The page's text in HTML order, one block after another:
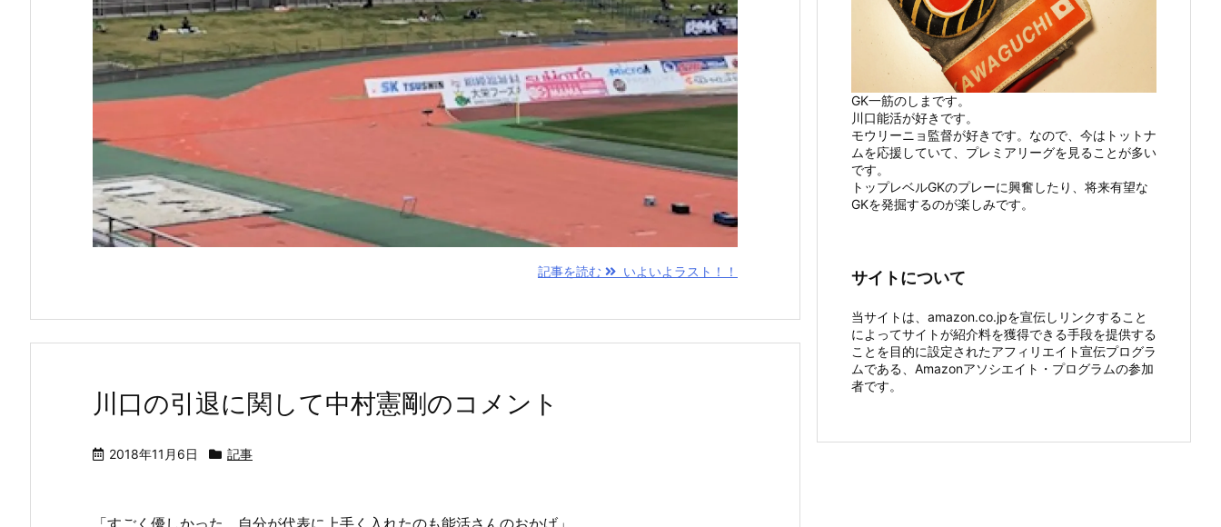
記事を読む いよいよラスト！！
川口の引退に関して中村憲剛のコメント
2018年11月6日 記事
GK一筋のしまです。
川口能活が好きです。
モウリーニョ監督が好きです。なので、今はトットナ
ムを応援していて、プレミアリーグを見ることが多い
です。
トップレベルGKのプレーに興奮したり、将来有望な
GKを発掘するのが楽しみです。
サイトについて
当サイトは、amazon.co.jpを宣伝しリンクすること
によってサイトが紹介料を獲得できる手段を提供する
ことを目的に設定されたアフィリエイト宣伝プログラ
ムである、Amazonアソシエイト・プログラムの参加
者です。